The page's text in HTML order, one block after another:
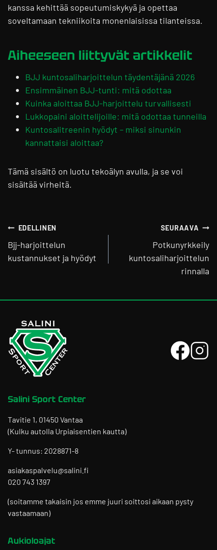
kanssa kehittää sopeutumiskykyä ja opettaa
soveltamaan tekniikoita monenlaisissa tilanteissa.
Aiheeseen liittyvät artikkelit
BJJ kuntosaliharjoittelun täydentäjänä 2026
Ensimmäinen BJJ-tunti: mitä odottaa
Kuinka aloittaa BJJ-harjoittelu turvallisesti
Lukkopaini aloittelijoille: mitä odottaa tunneilla
Kuntosalitreenin hyödyt – miksi sinunkin
kannattaisi aloittaa?
Tämä sisältö on luotu tekoälyn avulla, ja se voi
sisältää virheitä.
Artikkelien
selaus
EDELLINEN
Bjj-harjoittelun
kustannukset ja hyödyt
SEURAAVA
Potkunyrkkeily
kuntosaliharjoittelun
rinnalla
Salini Sport Center
Tavitie 1, 01450 Vantaa
(Kulku autolla Urpiaisentien kautta)
Y- tunnus: 2028871-8
asiakaspalvelu@salini.fi
020 743 1397
(soitamme takaisin jos emme juuri soittosi aikaan pysty
vastaamaan)
Aukioloajat